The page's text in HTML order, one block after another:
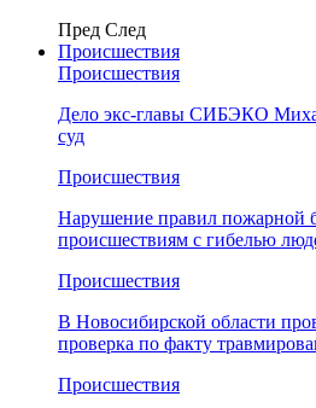
Пред След
Происшествия
Происшествия
Дело экс-главы СИБЭКО
суд
Происшествия
Нарушение правил пожарной
происшествиям с гибелью
Происшествия
В Новосибирской области
проверка по факту
Происшествия